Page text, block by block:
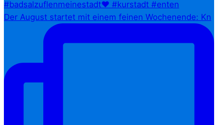
Der August startet mit einem feinen Wochenende: Kn